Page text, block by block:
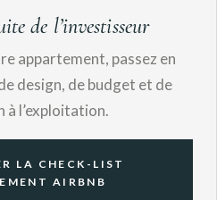
de l’investisseur
appartement, passez en
design, de budget et de
à l’exploitation.
LA CHECK-LIST
AIRBNB